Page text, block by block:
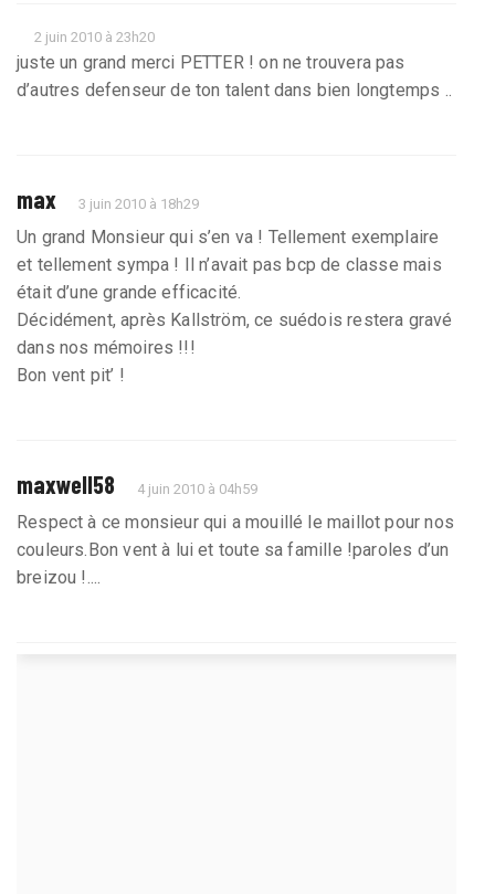
2 juin 2010 à 23h20
juste un grand merci PETTER ! on ne trouvera pas
d’autres defenseur de ton talent dans bien longtemps ..
max 3 juin 2010 à 18h29
Un grand Monsieur qui s’en va ! Tellement exemplaire
et tellement sympa ! Il n’avait pas bcp de classe mais
était d’une grande efficacité.
Décidément, après Kallström, ce suédois restera gravé
dans nos mémoires !!!
Bon vent pit’ !
maxwell58 4 juin 2010 à 04h59
Respect à ce monsieur qui a mouillé le maillot pour nos
couleurs.Bon vent à lui et toute sa famille !paroles d’un
breizou !....